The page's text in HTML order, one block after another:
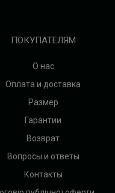
ПОКУПАТЕЛЯМ
О нас
Оплата и доставка
Размер
Гарантии
Возврат
Вопросы и ответы
Контакты